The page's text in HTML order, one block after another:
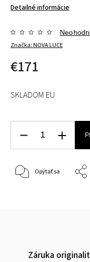
Detailné informácie
Značka:NOVA LUCE
€171
SKLADOM EU
Opýtať sa
Záruka